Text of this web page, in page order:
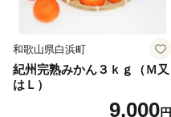
和歌山県白浜町
紀州完熟みかん３ｋｇ（Ｍ又
はＬ）
9,000円